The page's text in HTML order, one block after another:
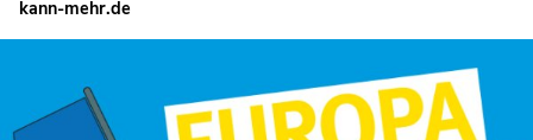
kann-mehr.de